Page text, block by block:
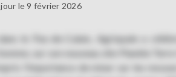
le 9 février 2026
le Pas-de-Calais, Agriopale a
sur son nouveau site Planète
l'importance de miser sur les